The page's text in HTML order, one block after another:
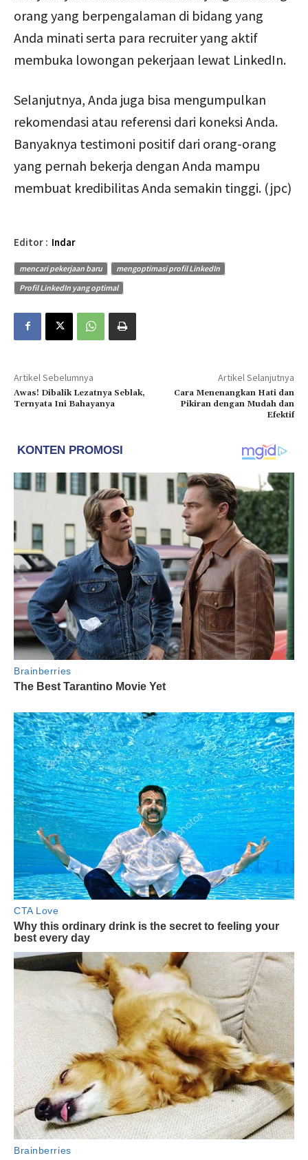
orang yang berpengalaman di bidang yang
Anda minati serta para recruiter yang aktif
membuka lowongan pekerjaan lewat LinkedIn.
Selanjutnya, Anda juga bisa mengumpulkan
rekomendasi atau referensi dari koneksi Anda.
Banyaknya testimoni positif dari orang-orang
yang pernah bekerja dengan Anda mampu
membuat kredibilitas Anda semakin tinggi. (jpc)
Editor : Indar
mencari pekerjaan baru
mengoptimasi profil LinkedIn
Profil LinkedIn yang optimal
Artikel Sebelumnya
Awas! Dibalik Lezatnya Seblak,
Ternyata Ini Bahayanya
Artikel Selanjutnya
Cara Menenangkan Hati dan
Pikiran dengan Mudah dan
Efektif